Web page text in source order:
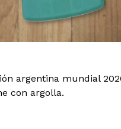
argentina mundial
con argolla.